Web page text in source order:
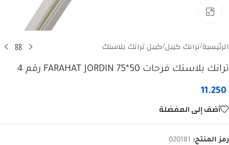
الرئيسية/ترانك كيبل/كيبل ترانك بلاستك
ترانك بلاستك فرحات 50*75 FARAHAT JORDIN رقم 4
11.250
أضف إلى المفضلة
رمز المنتج: 020181